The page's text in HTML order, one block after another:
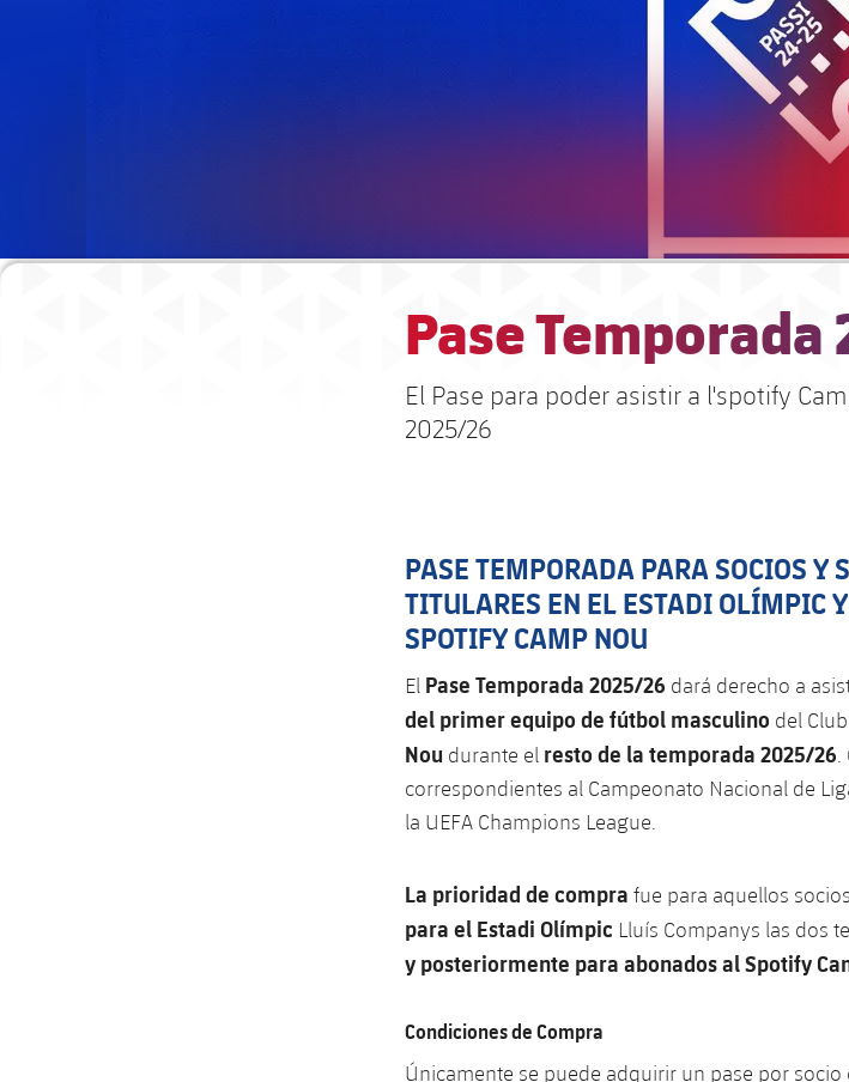
Pase Temporada
El Pase para poder asistir a l'spotify
2025/26
PASE TEMPORADA PARA SOCIOS Y
TITULARES EN EL ESTADI OLÍMPIC
SPOTIFY CAMP NOU
El Pase Temporada 2025/26 dará derecho a
del primer equipo de fútbol masculino del
Nou durante el resto de la temporada 2025/26
correspondientes al Campeonato Nacional de
la UEFA Champions League.
La prioridad de compra fue para aquellos
para el Estadi Olímpic Lluís Companys las dos
y posteriormente para abonados al Spotify
Condiciones de Compra
Únicamente se puede adquirir un pase por